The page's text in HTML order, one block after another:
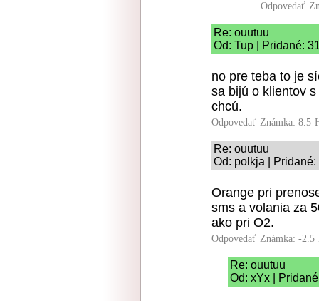
Odpovedať
Re: ouutuu
Od: Tup | Pridané:
no pre teba to je
sa bijú o klientov
chcú.
Odpovedať Známka: 8.5
Re: ouutuu
Od: polkja |
Orange pri
sms a volania za
ako pri O2.
Odpovedať Známka: -2.5
Re: ouutuu
Od: xYx |